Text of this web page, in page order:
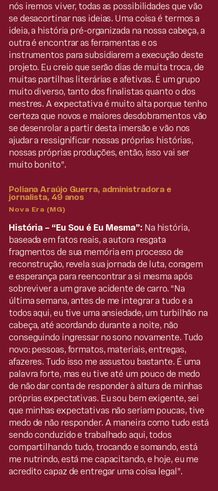
nós iremos viver, todas as possibilidades que vão
se desacortinar nas ideias. Uma coisa é termos a
ideia, a história pré-organizada na nossa cabeça, a
outra é encontrar as ferramentas e os
instrumentos para subsidiarem a execução deste
projeto. Eu creio que serão dias de muita troca, de
muitas partilhas literárias e afetivas. É um grupo
muito diverso, tanto dos finalistas quanto o dos
mestres. A expectativa é muito alta porque tenho
certeza que novos e maiores desdobramentos vão
se desenrolar a partir desta imersão e vão nos
ajudar a ressignificar nossas próprias histórias,
nossas próprias produções, então, isso vai ser
muito bonito”.
Poliana Araújo Guerra, administradora e
jornalista, 49 anos
Nova Era (MG)
História – “Eu Sou é Eu Mesma”: Na história,
baseada em fatos reais, a autora resgata
fragmentos de sua memória em processo de
reconstrução, revela sua jornada de luta, coragem
e esperança para reencontrar a si mesma após
sobreviver a um grave acidente de carro. “Na
última semana, antes de me integrar a tudo e a
todos aqui, eu tive uma ansiedade, um turbilhão na
cabeça, até acordando durante a noite, não
conseguindo ingressar no sono novamente. Tudo
novo: pessoas, formatos, materiais, entregas,
afazeres. Tudo isso me assustou bastante. É uma
palavra forte, mas eu tive até um pouco de medo
de não dar conta de responder à altura de minhas
próprias expectativas. Eu sou bem exigente, sei
que minhas expectativas não seriam poucas, tive
medo de não responder. A maneira como tudo está
sendo conduzido e trabalhado aqui, todos
compartilhando tudo, trocando e somando, está
me nutrindo, está me capacitando, e hoje, eu me
acredito capaz de entregar uma coisa legal”.